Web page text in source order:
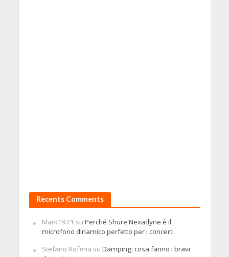
Recents Comments
Mark1971 su Perché Shure Nexadyne è il
microfono dinamico perfetto per i concerti
Stefano Rofena su Damping: cosa fanno i bravi